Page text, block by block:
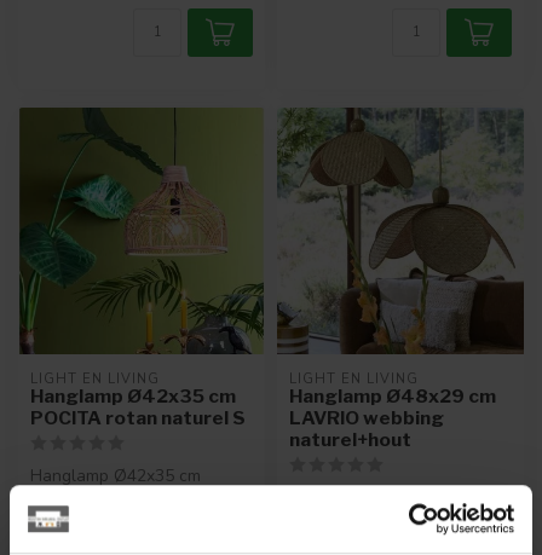
LIGHT EN LIVING
Hanglamp Ø42x35 cm
POCITA rotan naturel S
Hanglamp Ø42x35 cm
LIGHT EN LIVING
Hanglamp Ø48x29 cm
LAVRIO webbing
naturel+hout
bloem te zijn. Deze zijn
voorzien van een zachte na...